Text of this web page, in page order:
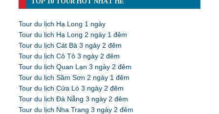
Tour du lịch Hạ Long 1 ngày
Tour du lịch Hạ Long 2 ngày 1 đêm
Tour du lịch Cát Bà 3 ngày 2 đêm
Tour du lịch Cô Tô 3 ngày 2 đêm
Tour du lịch Quan Lạn 3 ngày 2 đêm
Tour du lịch Sầm Sơn 2 ngày 1 đêm
Tour du lịch Cửa Lò 3 ngày 2 đêm
Tour du lịch Đà Nẵng 3 ngày 2 đêm
Tour du lịch Nha Trang 3 ngày 2 đêm